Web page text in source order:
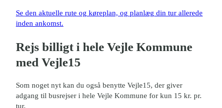
Se den aktuelle rute og køreplan, og planlæg din tur allerede
inden ankomst.
Rejs billigt i hele Vejle Kommune
med Vejle15
Som noget nyt kan du også benytte Vejle15, der giver
adgang til busrejser i hele Vejle Kommune for kun 15 kr. pr.
tur.